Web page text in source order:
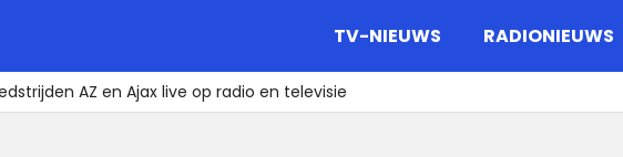
TV-NIEUWS RADIONIEUWS
AZ en Ajax live op radio en televisie